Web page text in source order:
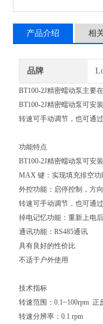
产品介绍 相
品牌
BT100-2J精密蠕动泵主要
BT100-2J精密蠕动泵可安
转速可手动调节，也可通
功能特点
BT100-2J精密蠕动泵可安
MAX 键：实现填充排空功
外控功能：启停控制，方
转速可手动调节，也可通
掉电记忆功能：重新上电
通讯功能：RS485通讯
具有良好的性价比
不适于户外使用
技术指标
转速范围：0.1~100rpm 正
转速分辨率：0.1 rpm